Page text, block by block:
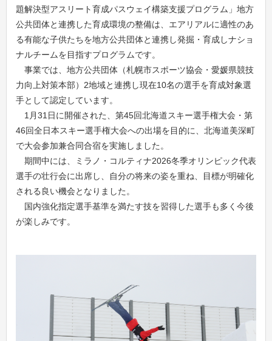
題解決型アスリート育成パスウェイ構築支援プログラム」地方
公共団体と連携した育成環境の整備は、エアリアルに適性のあ
る有能な子供たちを地方公共団体と連携し発掘・育成しナショ
ナルチームを目指すプログラムです。
事業では、地方公共団体（札幌市スポーツ協会・愛媛県競技
力向上対策本部）2地域と連携し現在10名の選手を育成対象選
手として認定しています。
1月31日に開催された、第45回北海道スキー選手権大会・第
46回全日本スキー選手権大会への出場を目的に、北海道美深町
で大会参加兼合同合宿を実施しました。
期間中には、ミラノ・コルティナ2026冬季オリンピック代表
選手の壮行会に出席し、自分の将来の姿を重ね、目標が明確化
される良い機会となりました。
国内強化指定選手基準を満たす技を習得した選手も多く今後
が楽しみです。